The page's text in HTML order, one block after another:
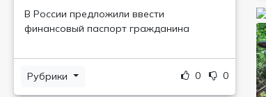
В России предложили ввести
финансовый паспорт гражданина
Рубрики 0 0